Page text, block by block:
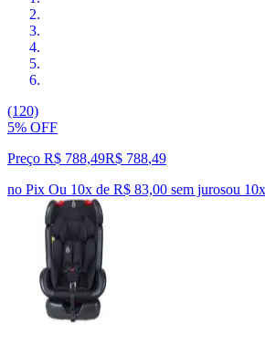
(120)
5% OFF
Preço R$ 788,49R$ 788,49
no Pix Ou 10x de R$ 83,00 sem jurosou 10